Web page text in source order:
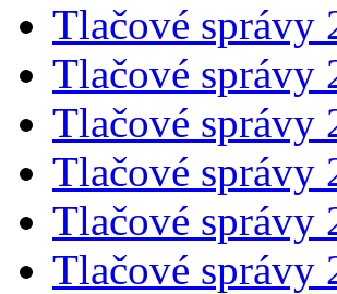
Tlačové správy
Tlačové správy
Tlačové správy
Tlačové správy
Tlačové správy
Tlačové správy